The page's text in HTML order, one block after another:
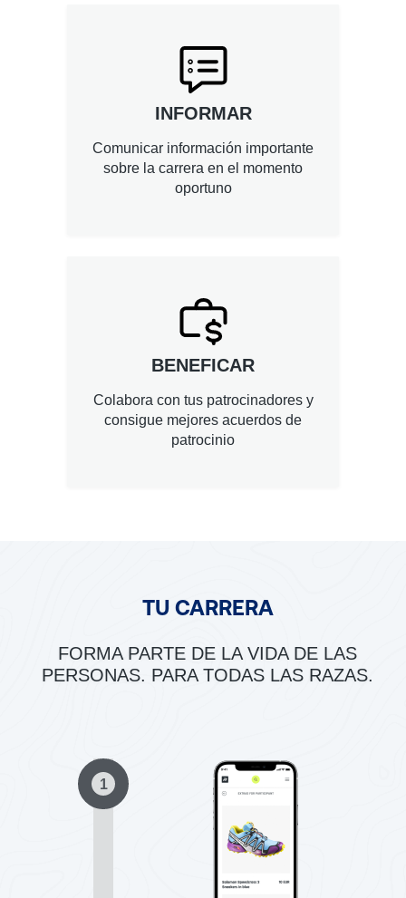
INFORMAR
Comunicar información importante
sobre la carrera en el momento
oportuno
BENEFICAR
Colabora con tus patrocinadores y
consigue mejores acuerdos de
patrocinio
TU CARRERA
FORMA PARTE DE LA VIDA DE LAS
PERSONAS. PARA TODAS LAS RAZAS.
1